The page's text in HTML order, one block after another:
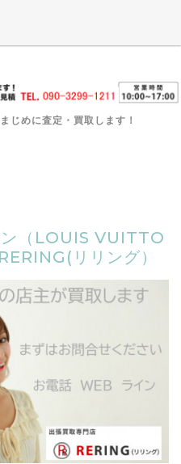
じめに査定・買取します！
ン（LOUIS VUITTO
リリング）